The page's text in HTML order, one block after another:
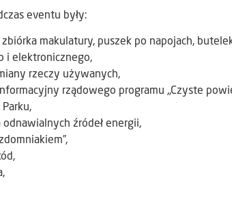
eventu były:
zbiórka makulatury, puszek po napojach,
i elektronicznego,
rzeczy używanych,
rządowego programu „Czyste
źródeł energii,